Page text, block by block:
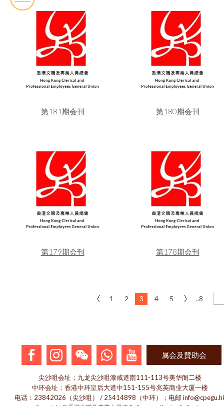
第181期会刊 第180期会刊
第179期会刊 第178期会刊
1 2 3 4 5 ..8
属会及贊助会
尖沙咀会址：九龙尖沙咀漆咸道南111-113号美华阁二楼
中环会址：香港中环皇后大道中151-155号兆英商业大厦一楼
电话：23842026（尖沙咀） / 25414898（中环）；电邮